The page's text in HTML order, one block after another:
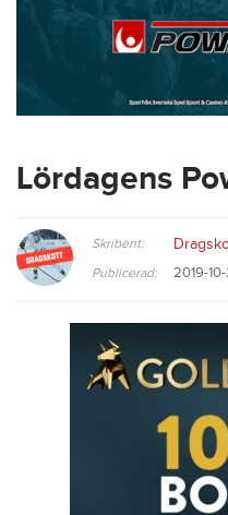
Lördagens
Skribent:
Publicerad: 2019-